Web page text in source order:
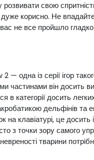
розвивати свою
дуже корисно. Не
не все пройшло
— одна із серії ігор
частинами він досить
в категорії досить
дельфінів та
на клавіатурі, це досить
з точки зору самого
тварини